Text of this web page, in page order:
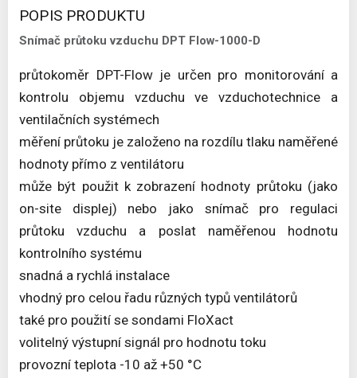
POPIS PRODUKTU
Snímač průtoku vzduchu DPT Flow-1000-D
průtokoměr DPT-Flow je určen pro monitorování a
kontrolu objemu vzduchu ve vzduchotechnice a
ventilačních systémech
měření průtoku je založeno na rozdílu tlaku naměřené
hodnoty přímo z ventilátoru
může být použit k zobrazení hodnoty průtoku (jako
on-site displej) nebo jako snímač pro regulaci
průtoku vzduchu a poslat naměřenou hodnotu
kontrolního systému
snadná a rychlá instalace
vhodný pro celou řadu různých typů ventilátorů
také pro použití se sondami FloXact
volitelný výstupní signál pro hodnotu toku
provozní teplota -10 až +50 °C